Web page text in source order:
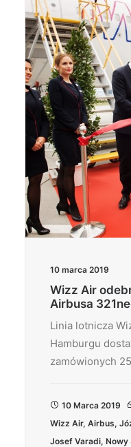
10 marca 2019
Wizz Air
Airbusa
Linia lotnicza
Hamburgu
zamówionych
10 Marca 2019
Wizz Air, Airbus,
Josef Varadi, Nowy